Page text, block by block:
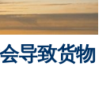
导致货物